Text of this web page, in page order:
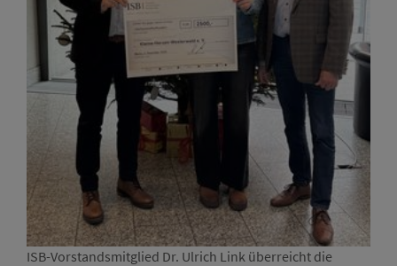
ISB-Vorstandsmitglied Dr. Ulrich Link überreicht die